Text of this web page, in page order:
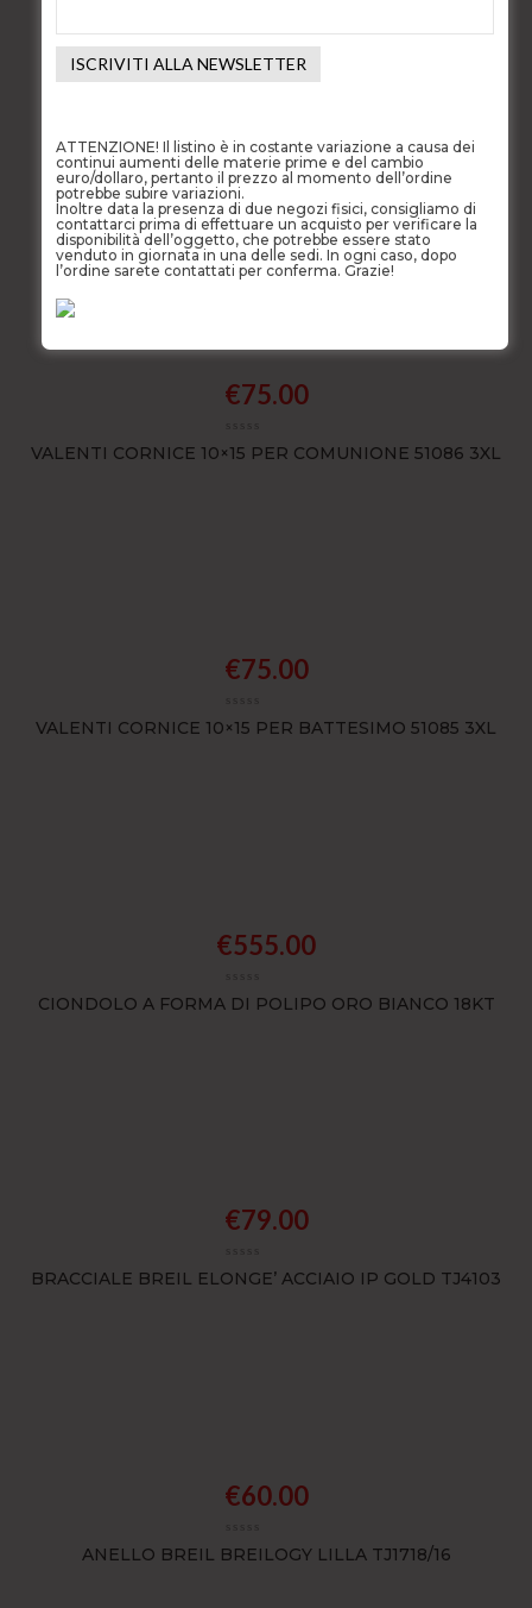
CIONDOLO CON DELFINO ORO BIANCO 18KT
VALENTI CORNICE 10×15 PER COMUNIONE 51086 3XL
€75.00
VALENTI CORNICE 10×15 PER BATTESIMO 51085 3XL
€75.00
CIONDOLO A FORMA DI POLIPO ORO BIANCO 18KT
€555.00
BRACCIALE BREIL ELONGE’ ACCIAIO IP GOLD TJ4103
€79.00
ANELLO BREIL BREILOGY LILLA TJ1718/16
€60.00
ATTENZIONE! Il listino è in costante variazione a causa dei
continui aumenti delle materie prime e del cambio
euro/dollaro, pertanto il prezzo al momento dell’ordine
potrebbe subire variazioni.
Inoltre data la presenza di due negozi fisici, consigliamo di
contattarci prima di effettuare un acquisto per verificare la
disponibilità dell’oggetto, che potrebbe essere stato
venduto in giornata in una delle sedi. In ogni caso, dopo
l’ordine sarete contattati per conferma. Grazie!